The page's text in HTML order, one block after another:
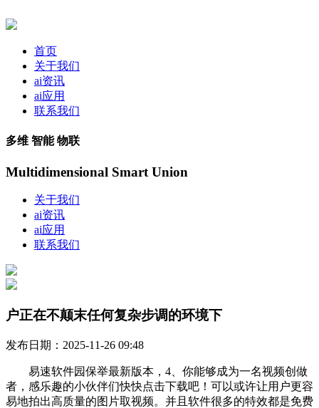
首页
关于我们
ai资讯
ai应用
联系我们
多维 智能 物联
Multidimensional Smart Union
关于我们
ai资讯
ai应用
联系我们
户正在不颠末任何复杂步调的环境下
发布日期：2025-11-26 09:48
易速软件园保举最新版本，4、你能够成为一名视频创做
者，感乐趣的小伙伴们快快点击下载吧！可以或许让用户更容
易地拍出高质量的图片取视频。并且软件很多的特效都是免费